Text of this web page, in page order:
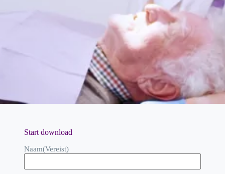
Start download
Naam(Vereist)